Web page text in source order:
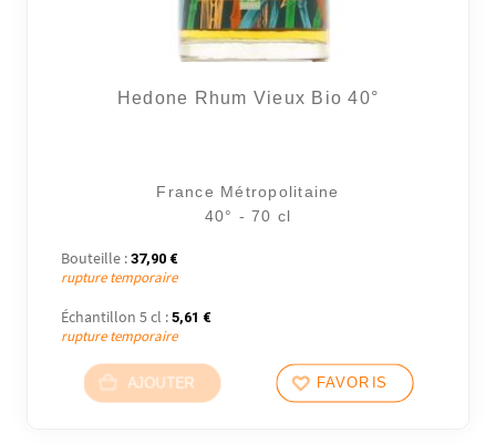
Hedone Rhum Vieux Bio 40°
France Métropolitaine
40° - 70 cl
Bouteille : 37,90 €
rupture temporaire
Échantillon 5 cl : 5,61 €
rupture temporaire
AJOUTER FAVORIS